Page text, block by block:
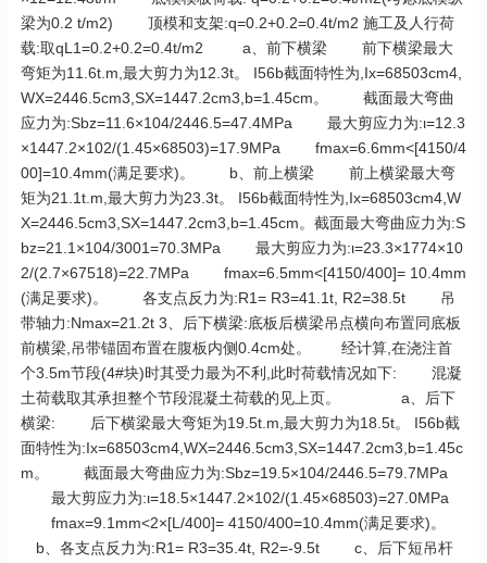
梁为0.2 t/m2) 顶模和支架:q=0.2+0.2=0.4t/m2 施工及人行荷
载:取qL1=0.2+0.2=0.4t/m2 a、前下横梁 前下横梁最大
弯矩为11.6t.m,最大剪力为12.3t。 I56b截面特性为,Ix=68503cm4,
WX=2446.5cm3,SX=1447.2cm3,b=1.45cm。 截面最大弯曲
应力为:Sbz=11.6×104/2446.5=47.4MPa 最大剪应力为:ι=12.3
×1447.2×102/(1.45×68503)=17.9MPa fmax=6.6mm<[4150/4
00]=10.4mm(满足要求)。 b、前上横梁 前上横梁最大弯
矩为21.1t.m,最大剪力为23.3t。 I56b截面特性为,Ix=68503cm4,W
X=2446.5cm3,SX=1447.2cm3,b=1.45cm。截面最大弯曲应力为:S
bz=21.1×104/3001=70.3MPa 最大剪应力为:ι=23.3×1774×10
2/(2.7×67518)=22.7MPa fmax=6.5mm<[4150/400]= 10.4mm
(满足要求)。 各支点反力为:R1= R3=41.1t, R2=38.5t 吊
带轴力:Nmax=21.2t 3、后下横梁:底板后横梁吊点横向布置同底板
前横梁,吊带锚固布置在腹板内侧0.4cm处。 经计算,在浇注首
个3.5m节段(4#块)时其受力最为不利,此时荷载情况如下: 混凝
土荷载取其承担整个节段混凝土荷载的见上页。 a、后下
横梁: 后下横梁最大弯矩为19.5t.m,最大剪力为18.5t。 I56b截
面特性为:Ix=68503cm4,WX=2446.5cm3,SX=1447.2cm3,b=1.45c
m。 截面最大弯曲应力为:Sbz=19.5×104/2446.5=79.7MPa
最大剪应力为:ι=18.5×1447.2×102/(1.45×68503)=27.0MPa
fmax=9.1mm<2×[L/400]= 4150/400=10.4mm(满足要求)。
b、各支点反力为:R1= R3=35.4t, R2=-9.5t c、后下短吊杆